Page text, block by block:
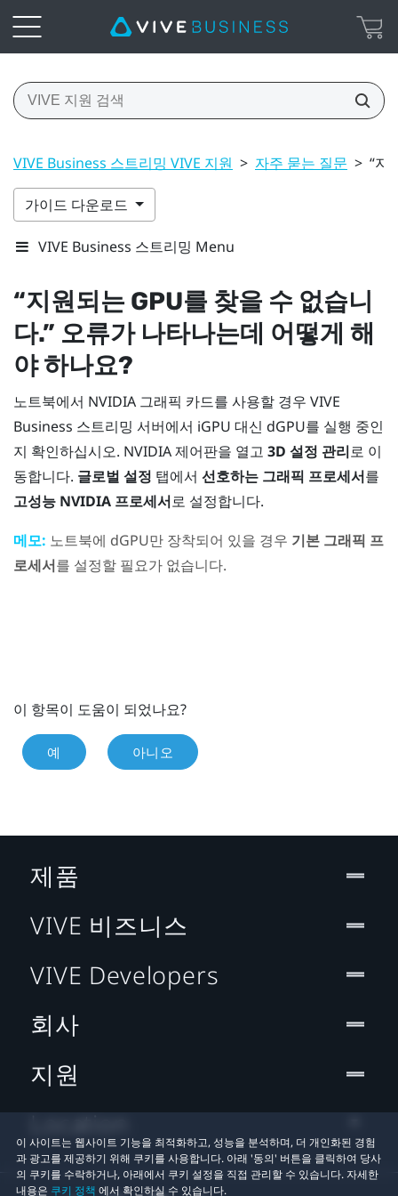
VIVE Business 스트리밍 VIVE 지원 > 자주 묻는 질문 > “지
가이드 다운로드
VIVE Business 스트리밍 Menu
​“‍지원되는 GPU를 찾을 수 없습니
다.” 오류가 나타나는데 어떻게 해
야 하나요?
노트북에서 NVIDIA 그래픽 카드를 사용할 경우 VIVE
Business 스트리밍 서버에서 iGPU 대신 dGPU를 실행 중인
지 확인하십시오. NVIDIA제어판을 열고 3D 설정 관리로 이
동합니다. 글로벌 설정 탭에서 선호하는 그래픽 프로세서를
고성능 NVIDIA 프로세서로 설정합니다.
메모: 노트북에 dGPU만 장착되어 있을 경우 기본 그래픽 프
로세서를 설정할 필요가 없습니다.
이 항목이 도움이 되었나요?
예 아니오
이 사이트는 웹사이트 기능을 최적화하고, 성능을 분석하며, 더 개인화된 경험
과 광고를 제공하기 위해 쿠키를 사용합니다. 아래 '동의' 버튼을 클릭하여 당사
의 쿠키를 수락하거나, 아래에서 쿠키 설정을 직접 관리할 수 있습니다. 자세한
내용은 쿠키 정책 에서 확인하실 수 있습니다.
제품
VIVE 비즈니스
VIVE Developers
회사
지원
Location